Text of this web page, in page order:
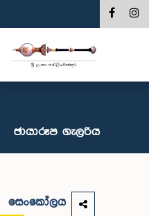
ඡායාරූප ගැලරිය
සෙංකෝලය